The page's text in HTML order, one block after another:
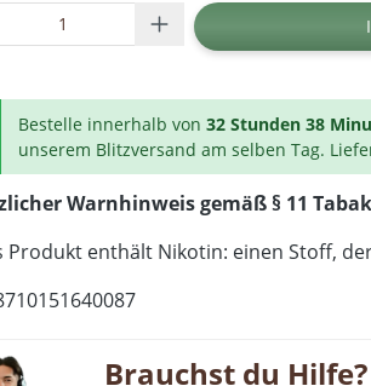
Anzahl: Gib den
Bestelle innerhalb von 32 Stunden 38
unserem Blitzversand am selben Tag.
Warnhinweis gemäß § 11
Produkt enthält Nikotin: einen Stoff,
Brauchst du Hilfe?